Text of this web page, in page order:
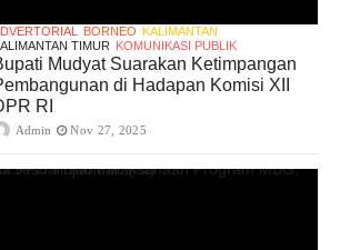
BORNEO KALIMANTAN
TIMUR KOMUNIKASI PUBLIK
Mudyat Suarakan Ketimpangan
di Hadapan Komisi XII
RI
Admin Nov 27, 2025